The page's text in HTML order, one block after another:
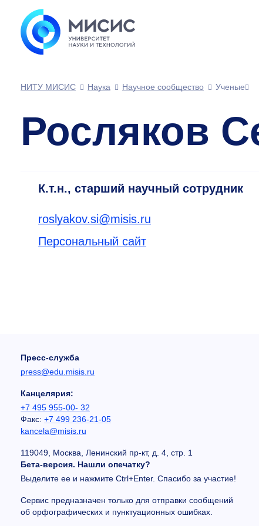
НИТУ МИСИС
Наука Научное сообщество Ученые
Росляков
К.т.н., старший научный сотрудник
roslyakov.si@misis.ru
Персональный сайт
Пресс-служба
press@edu.misis.ru
Канцелярия:
+7 495 955-00- 32
Факс: +7 499 236-21-05
kancela@misis.ru
119049, Москва, Ленинский пр-кт, д. 4, стр. 1
Бета-версия. Нашли опечатку?
Выделите ее и нажмите Ctrl+Enter. Спасибо за участие!
Сервис предназначен только для отправки сообщений
об орфографических и пунктуационных ошибках.